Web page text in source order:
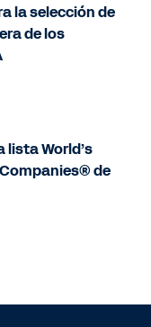
la selección de
de los
lista World’s
de